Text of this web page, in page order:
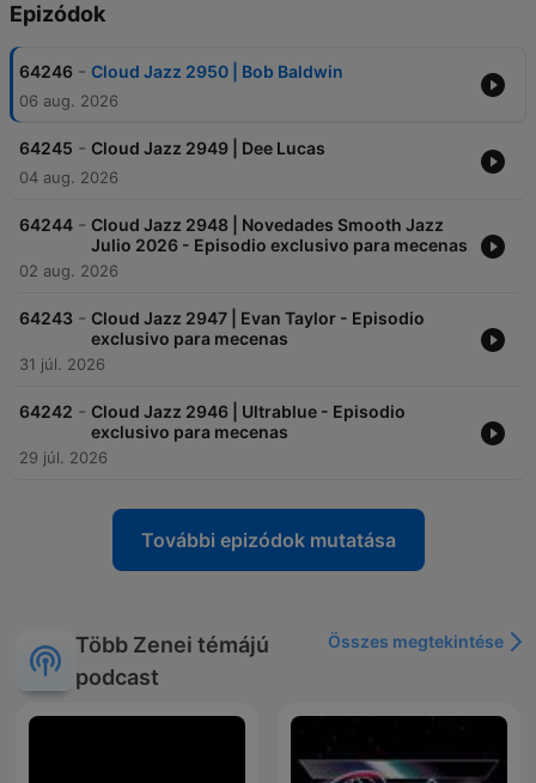
Epizódok
64246 - Cloud Jazz 2950 | Bob Baldwin
06 aug. 2026
64245 - Cloud Jazz 2949 | Dee Lucas
04 aug. 2026
64244 - Cloud Jazz 2948 | Novedades Smooth Jazz
Julio 2026 - Episodio exclusivo para mecenas
02 aug. 2026
64243 - Cloud Jazz 2947 | Evan Taylor - Episodio
exclusivo para mecenas
31 júl. 2026
64242 - Cloud Jazz 2946 | Ultrablue - Episodio
exclusivo para mecenas
29 júl. 2026
További epizódok mutatása
Több Zenei témájú
podcast
Összes megtekintése